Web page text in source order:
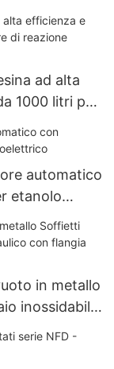
a
ad alta
1000 litri per
automatico
etanolo
in metallo
inossidabile